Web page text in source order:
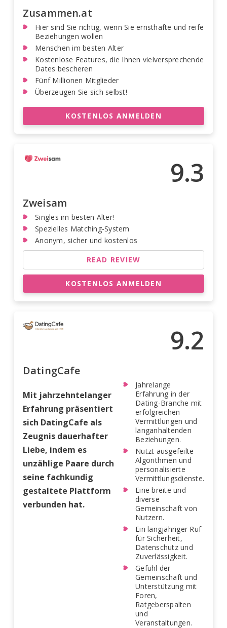
Zusammen.at
Hier sind Sie richtig, wenn Sie ernsthafte und reife
Beziehungen wollen
Menschen im besten Alter
Kostenlose Features, die Ihnen vielversprechende
Dates bescheren
Fünf Millionen Mitglieder
Überzeugen Sie sich selbst!
KOSTENLOS ANMELDEN
9.3
Zweisam
Singles im besten Alter!
Spezielles Matching-System
Anonym, sicher und kostenlos
READ REVIEW
KOSTENLOS ANMELDEN
9.2
DatingCafe
Mit jahrzehntelanger
Erfahrung präsentiert
sich DatingCafe als
Zeugnis dauerhafter
Liebe, indem es
unzählige Paare durch
seine fachkundig
gestaltete Plattform
verbunden hat.
Jahrelange
Erfahrung in der
Dating-Branche mit
erfolgreichen
Vermittlungen und
langanhaltenden
Beziehungen.
Nutzt ausgefeilte
Algorithmen und
personalisierte
Vermittlungsdienste.
Eine breite und
diverse
Gemeinschaft von
Nutzern.
Ein langjähriger Ruf
für Sicherheit,
Datenschutz und
Zuverlässigkeit.
Gefühl der
Gemeinschaft und
Unterstützung mit
Foren,
Ratgeberspalten
und
Veranstaltungen.